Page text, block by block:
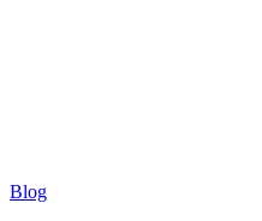
BlogSurfen